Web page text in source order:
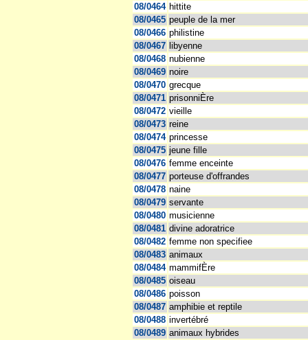
08/0464 hittite
08/0465 peuple de la mer
08/0466 philistine
08/0467 libyenne
08/0468 nubienne
08/0469 noire
08/0470 grecque
08/0471 prisonniÈre
08/0472 vieille
08/0473 reine
08/0474 princesse
08/0475 jeune fille
08/0476 femme enceinte
08/0477 porteuse d'offrandes
08/0478 naine
08/0479 servante
08/0480 musicienne
08/0481 divine adoratrice
08/0482 femme non specifiee
08/0483 animaux
08/0484 mammifÈre
08/0485 oiseau
08/0486 poisson
08/0487 amphibie et reptile
08/0488 invertébré
08/0489 animaux hybrides